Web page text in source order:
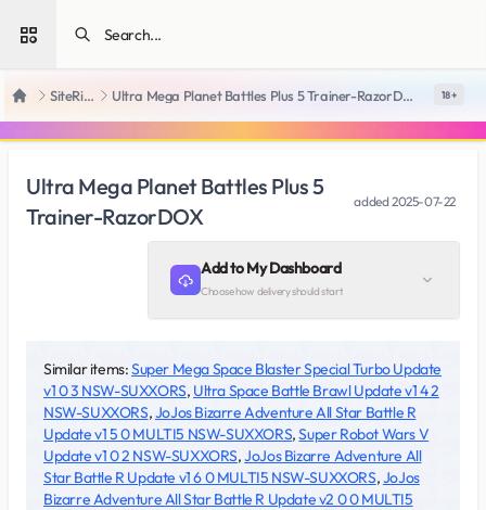
Open sidebar
Home SiteRips Ultra Mega Planet Battles Plus 5 Trainer-RazorDOX 18 +
Ultra Mega Planet Battles Plus 5
Trainer-RazorDOX
added2025-07-22
Add to My Dashboard
Choose how delivery should start
Similar items:Super Mega Space Blaster Special Turbo Update
v1 0 3 NSW-SUXXORS, Ultra Space Battle Brawl Update v1 4 2
NSW-SUXXORS,JoJos Bizarre Adventure All Star Battle R
Update v1 5 0 MULTI5 NSW-SUXXORS,Super Robot Wars V
Update v1 0 2 NSW-SUXXORS,JoJos Bizarre Adventure All
Star Battle R Update v1 6 0 MULTI5 NSW-SUXXORS,JoJos
Bizarre Adventure All Star Battle R Update v2 0 0 MULTI5